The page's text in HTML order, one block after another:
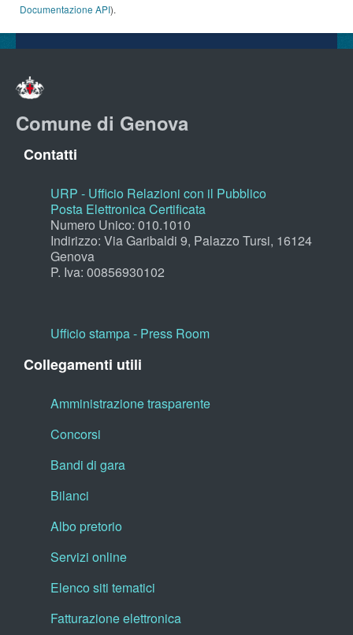
Documentazione API).
Comune di Genova
Contatti
URP - Ufficio Relazioni con il Pubblico
Posta Elettronica Certificata
Numero Unico: 010.1010
Indirizzo: Via Garibaldi 9, Palazzo Tursi, 16124
Genova
P. Iva: 00856930102
Ufficio stampa - Press Room
Collegamenti utili
Amministrazione trasparente
Concorsi
Bandi di gara
Bilanci
Albo pretorio
Servizi online
Elenco siti tematici
Fatturazione elettronica